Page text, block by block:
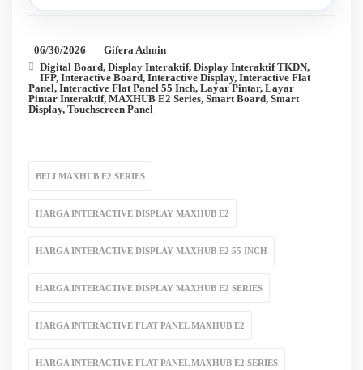
06/30/2026
Gifera Admin
Digital Board, Display Interaktif, Display Interaktif TKDN,
IFP, Interactive Board, Interactive Display, Interactive Flat
Panel, Interactive Flat Panel 55 Inch, Layar Pintar, Layar
Pintar Interaktif, MAXHUB E2 Series, Smart Board, Smart
Display, Touchscreen Panel
BELI MAXHUB E2 SERIES
HARGA INTERACTIVE DISPLAY MAXHUB E2
HARGA INTERACTIVE DISPLAY MAXHUB E2 55 INCH
HARGA INTERACTIVE DISPLAY MAXHUB E2 SERIES
HARGA INTERACTIVE FLAT PANEL MAXHUB E2
HARGA INTERACTIVE FLAT PANEL MAXHUB E2 SERIES